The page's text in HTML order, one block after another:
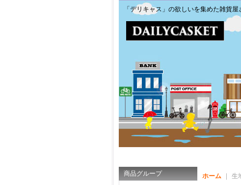
「デリキャス」の欲しいを集めた雑貨屋
商品グループ ホーム ｜ 生